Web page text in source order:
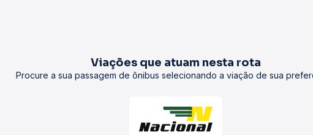
Viações que atuam nesta rota
Procure a sua passagem de ônibus selecionando a viação de sua